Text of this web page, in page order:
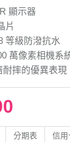
顯示器
片
等級防潑抗水
萬像素相機系
摔的優異表現
分期表 信用